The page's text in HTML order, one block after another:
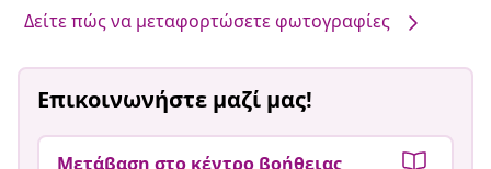
Δείτε πώς να μεταφορτώσετε φωτογραφίες
Επικοινωνήστε μαζί μας!
Μετάβαση στο κέντρο βοήθειας